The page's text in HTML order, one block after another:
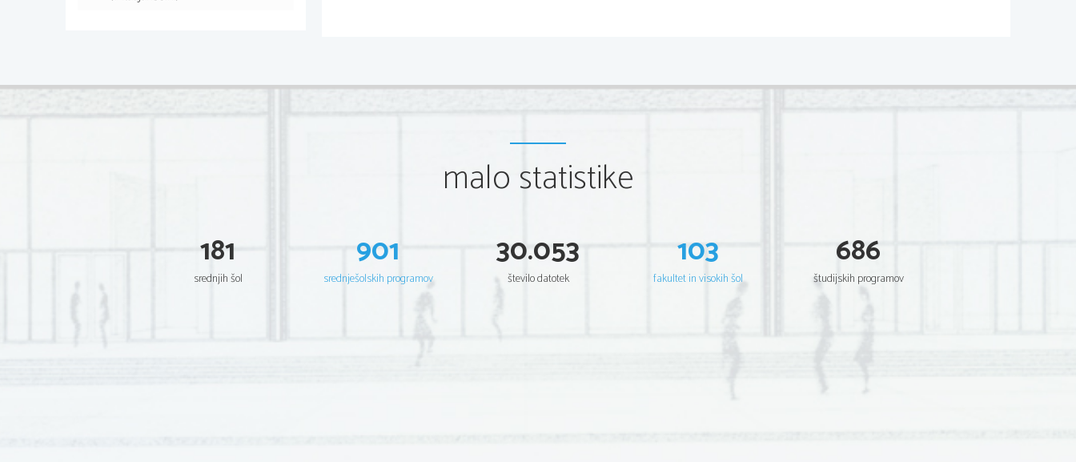
Lune
56 znanih – 35 poimenovanih
Titan
malo statistike
181
srednjih šol
901
srednješolskih programov
30.053
število datotek
103
fakultet in visokih šol
686
študijskih programov